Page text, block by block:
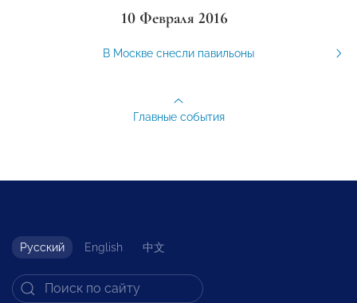
10 Февраля 2016
В Москве снесли павильоны
Главные события
Русский English 中文